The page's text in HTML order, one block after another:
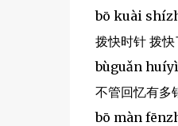
bō kuài
拨快时针 拨
bùguǎn
不管回忆有多
bō màn